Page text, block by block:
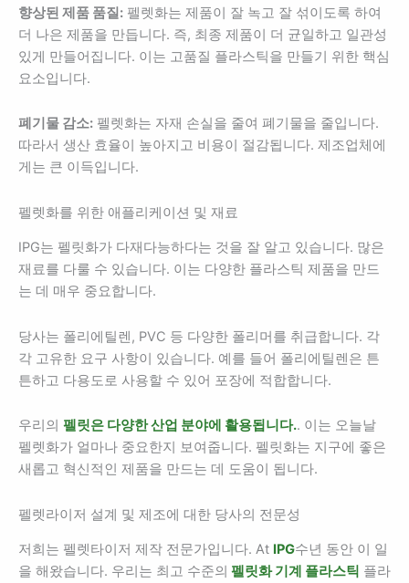
향상된 제품 품질: 펠렛화는 제품이 잘 녹고 잘 섞이도록 하여
더 나은 제품을 만듭니다. 즉, 최종 제품이 더 균일하고 일관성
있게 만들어집니다. 이는 고품질 플라스틱을 만들기 위한 핵심
요소입니다.
폐기물 감소: 펠렛화는 자재 손실을 줄여 폐기물을 줄입니다.
따라서 생산 효율이 높아지고 비용이 절감됩니다. 제조업체에
게는 큰 이득입니다.
펠렛화를 위한 애플리케이션 및 재료
IPG는 펠릿화가 다재다능하다는 것을 잘 알고 있습니다. 많은
재료를 다룰 수 있습니다. 이는 다양한 플라스틱 제품을 만드
는 데 매우 중요합니다.
당사는 폴리에틸렌, PVC 등 다양한 폴리머를 취급합니다. 각
각 고유한 요구 사항이 있습니다. 예를 들어 폴리에틸렌은 튼
튼하고 다용도로 사용할 수 있어 포장에 적합합니다.
우리의 펠릿은 다양한 산업 분야에 활용됩니다.. 이는 오늘날
펠렛화가 얼마나 중요한지 보여줍니다. 펠릿화는 지구에 좋은
새롭고 혁신적인 제품을 만드는 데 도움이 됩니다.
펠렛라이저 설계 및 제조에 대한 당사의 전문성
저희는 펠렛타이저 제작 전문가입니다. At IPG수년 동안 이 일
을 해왔습니다. 우리는 최고 수준의 펠릿화 기계 플라스틱 플라